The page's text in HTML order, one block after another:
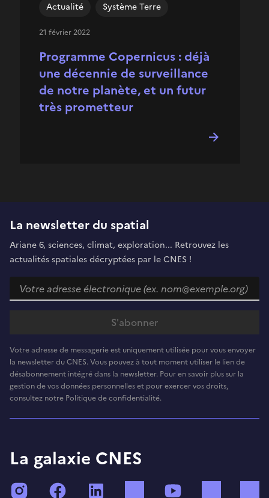
Programme Copernicus : déjà
une décennie de surveillance
de notre planète, et un futur
très prometteur
Actualité Système Terre
21 février 2022
La newsletter du spatial
Ariane 6, sciences, climat, exploration... Retrouvez les
actualités spatiales décryptées par le CNES !
Votre adresse de messagerie est uniquement utilisée pour vous envoyer
la newsletter du CNES. Vous pouvez à tout moment utiliser le lien de
désabonnement intégré dans la newsletter. Pour en savoir plus sur la
gestion de vos données personnelles et pour exercer vos droits,
consultez notre Politique de confidentialité.
La galaxie CNES
InstagramFacebook TikTok